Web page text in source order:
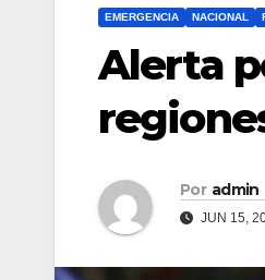
EMERGENCIA NACIONAL
Alerta
Por admin
JUN 15,